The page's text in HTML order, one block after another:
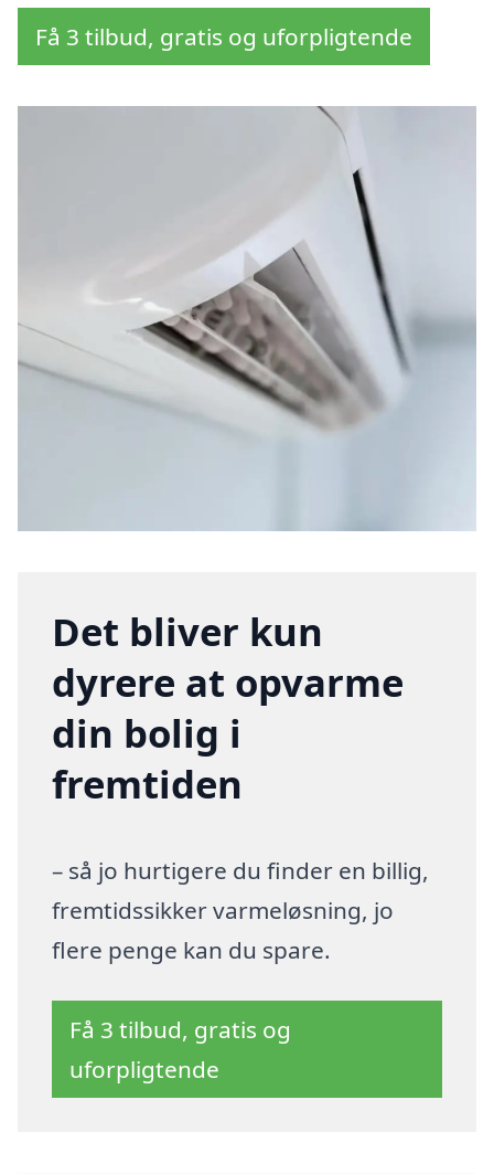
Få 3 tilbud, gratis og uforpligtende
Det bliver kun
dyrere at opvarme
din bolig i
fremtiden
– så jo hurtigere du finder en billig,
fremtidssikker varmeløsning, jo
flere penge kan du spare.
Få 3 tilbud, gratis og
uforpligtende